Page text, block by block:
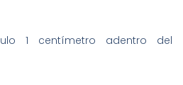
1 centímetro adentro del